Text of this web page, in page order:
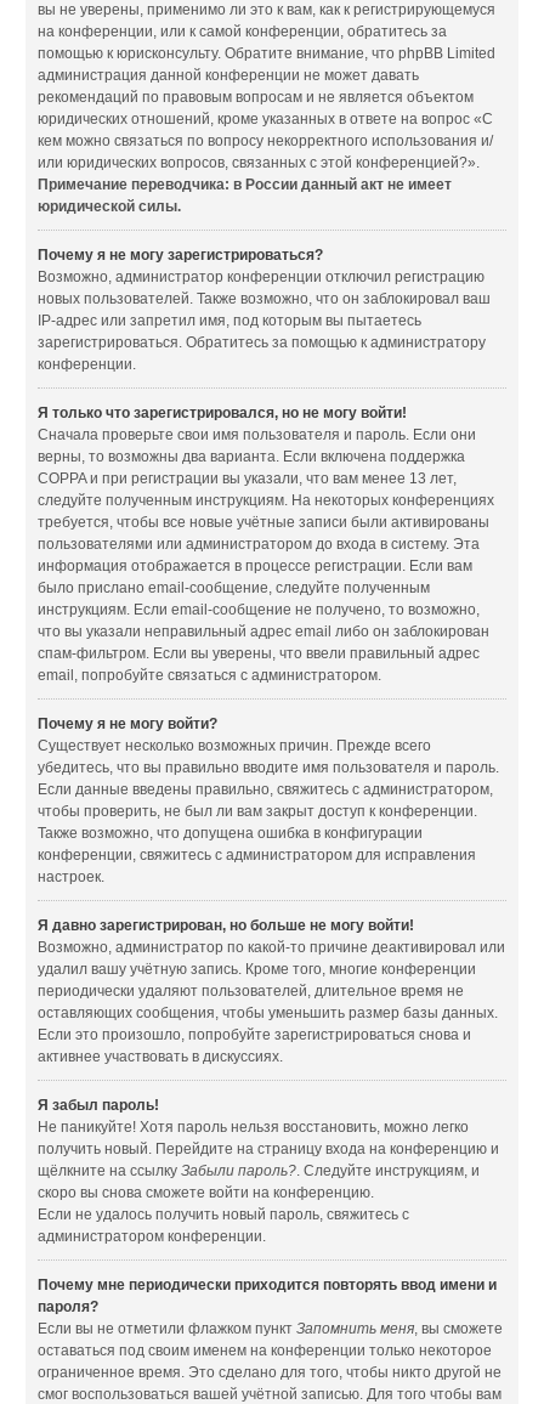
вы не уверены, применимо ли это к вам, как к регистрирующемуся
на конференции, или к самой конференции, обратитесь за
помощью к юрисконсульту. Обратите внимание, что phpBB Limited
администрация данной конференции не может давать
рекомендаций по правовым вопросам и не является объектом
юридических отношений, кроме указанных в ответе на вопрос «С
кем можно связаться по вопросу некорректного использования и/
или юридических вопросов, связанных с этой конференцией?».
Примечание переводчика: в России данный акт не имеет
юридической силы.
Почему я не могу зарегистрироваться?
Возможно, администратор конференции отключил регистрацию
новых пользователей. Также возможно, что он заблокировал ваш
IP-адрес или запретил имя, под которым вы пытаетесь
зарегистрироваться. Обратитесь за помощью к администратору
конференции.
Я только что зарегистрировался, но не могу войти!
Сначала проверьте свои имя пользователя и пароль. Если они
верны, то возможны два варианта. Если включена поддержка
COPPA и при регистрации вы указали, что вам менее 13 лет,
следуйте полученным инструкциям. На некоторых конференциях
требуется, чтобы все новые учётные записи были активированы
пользователями или администратором до входа в систему. Эта
информация отображается в процессе регистрации. Если вам
было прислано email-сообщение, следуйте полученным
инструкциям. Если email-сообщение не получено, то возможно,
что вы указали неправильный адрес email либо он заблокирован
спам-фильтром. Если вы уверены, что ввели правильный адрес
email, попробуйте связаться с администратором.
Почему я не могу войти?
Существует несколько возможных причин. Прежде всего
убедитесь, что вы правильно вводите имя пользователя и пароль.
Если данные введены правильно, свяжитесь с администратором,
чтобы проверить, не был ли вам закрыт доступ к конференции.
Также возможно, что допущена ошибка в конфигурации
конференции, свяжитесь с администратором для исправления
настроек.
Я давно зарегистрирован, но больше не могу войти!
Возможно, администратор по какой-то причине деактивировал или
удалил вашу учётную запись. Кроме того, многие конференции
периодически удаляют пользователей, длительное время не
оставляющих сообщения, чтобы уменьшить размер базы данных.
Если это произошло, попробуйте зарегистрироваться снова и
активнее участвовать в дискуссиях.
Я забыл пароль!
Не паникуйте! Хотя пароль нельзя восстановить, можно легко
получить новый. Перейдите на страницу входа на конференцию и
щёлкните на ссылкуЗабыли пароль?. Следуйте инструкциям, и
скоро вы снова сможете войти на конференцию.
Если не удалось получить новый пароль, свяжитесь с
администратором конференции.
Почему мне периодически приходится повторять ввод имени и
пароля?
Если вы не отметили флажком пунктЗапомнить меня, вы сможете
оставаться под своим именем на конференции только некоторое
ограниченное время. Это сделано для того, чтобы никто другой не
смог воспользоваться вашей учётной записью. Для того чтобы вам